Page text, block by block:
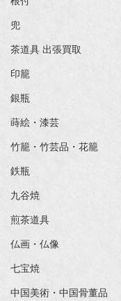
兜
茶道具 出張買取
印籠
銀瓶
蒔絵・漆芸
竹籠・竹芸品・花籠
鉄瓶
九谷焼
煎茶道具
仏画・仏像
七宝焼
中国美術・中国骨董品